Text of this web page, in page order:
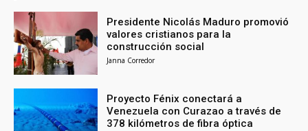
Presidente Nicolás Maduro promovió
valores cristianos para la
construcción social
Janna Corredor
Proyecto Fénix conectará a
Venezuela con Curazao a través de
378 kilómetros de fibra óptica